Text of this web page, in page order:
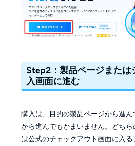
Step2：製品ページまたは
入画面に進む
購入は、目的の製品ページから進
から進んでもかまいません。どちら
は公式のチェックアウト画面に入